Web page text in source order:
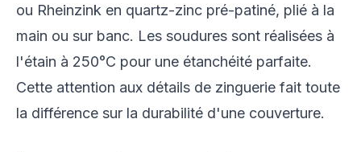
ou Rheinzink en quartz-zinc pré-patiné, plié à la
main ou sur banc. Les soudures sont réalisées à
l'étain à 250°C pour une étanchéité parfaite.
Cette attention aux détails de zinguerie fait toute
la différence sur la durabilité d'une couverture.